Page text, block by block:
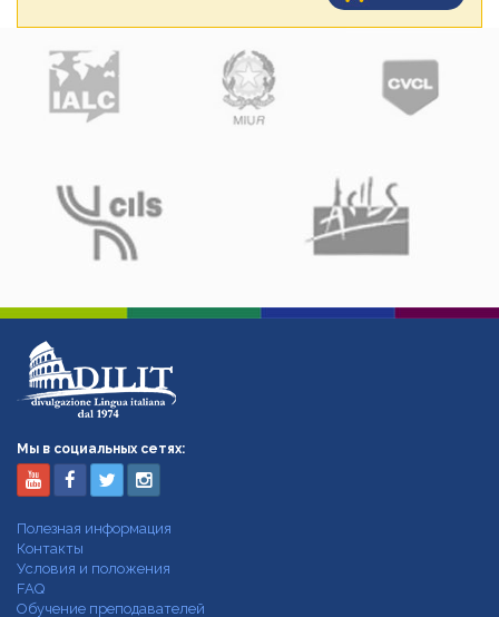
Мы в социальных сетях:
Полезная информация
Контакты
Условия и положения
FAQ
Обучение преподавателей